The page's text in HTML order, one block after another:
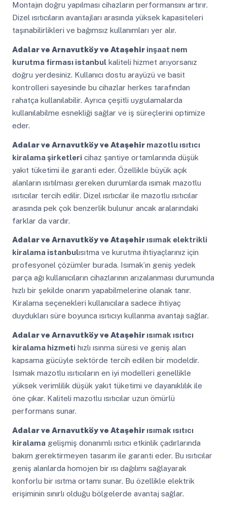
Montajın doğru yapılması cihazların performansını artırır.
Dizel ısıtıcıların avantajları arasında yüksek kapasiteleri
taşınabilirlikleri ve bağımsız kullanımları yer alır.
Adalar ve Arnavutköy ve Ataşehirinşaat nem
kurutma firması istanbulkaliteli hizmet arıyorsanız
doğru yerdesiniz. Kullanıcı dostu arayüzü ve basit
kontrolleri sayesinde bu cihazlar herkes tarafından
rahatça kullanılabilir. Ayrıca çeşitli uygulamalarda
kullanılabilme esnekliği sağlar ve iş süreçlerini optimize
eder.
Adalar ve Arnavutköy ve Ataşehirmazotlu ısıtıcı
kiralama şirketlericihaz şantiye ortamlarında düşük
yakıt tüketimi ile garanti eder. Özellikle büyük açık
alanların ısıtılması gereken durumlarda ısımak mazotlu
ısıtıcılar tercih edilir. Dizel ısıtıcılar ile mazotlu ısıtıcılar
arasında pek çok benzerlik bulunur ancak aralarındaki
farklar da vardır.
Adalar ve Arnavutköy ve Ataşehirısımak elektrikli
kiralama istanbulısıtma ve kurutma ihtiyaçlarınız için
profesyonel çözümler burada. Isımak’ın geniş yedek
parça ağı kullanıcıların cihazlarının arızalanması durumunda
hızlı bir şekilde onarım yapabilmelerine olanak tanır.
Kiralama seçenekleri kullanıcılara sadece ihtiyaç
duydukları süre boyunca ısıtıcıyı kullanma avantajı sağlar.
Adalar ve Arnavutköy ve Ataşehirısımak ısıtıcı
kiralama hizmetihızlı ısınma süresi ve geniş alan
kapsama gücüyle sektörde tercih edilen bir modeldir.
Isımak mazotlu ısıtıcıların en iyi modelleri genellikle
yüksek verimlilik düşük yakıt tüketimi ve dayanıklılık ile
öne çıkar. Kaliteli mazotlu ısıtıcılar uzun ömürlü
performans sunar.
Adalar ve Arnavutköy ve Ataşehirısımak ısıtıcı
kiralamagelişmiş donanımlı ısıtıcı etkinlik çadırlarında
bakım gerektirmeyen tasarım ile garanti eder. Bu ısıtıcılar
geniş alanlarda homojen bir ısı dağılımı sağlayarak
konforlu bir ısıtma ortamı sunar. Bu özellikle elektrik
erişiminin sınırlı olduğu bölgelerde avantaj sağlar.